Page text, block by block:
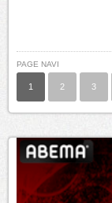
PAGE NAVI
1 2 3